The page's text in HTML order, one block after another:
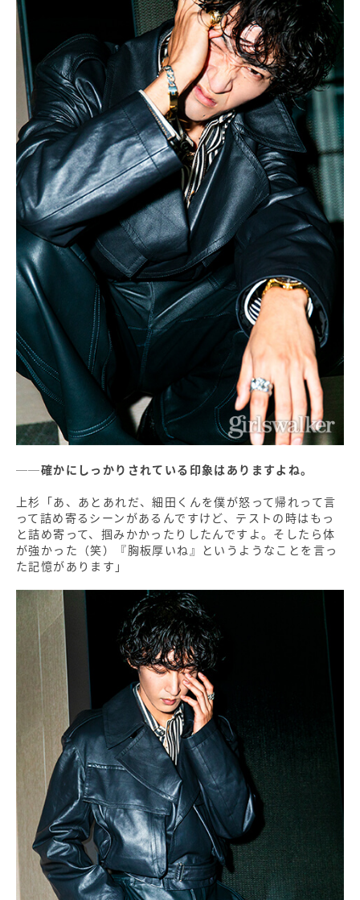
──確かにしっかりされている印象はありますよね。
上杉「あ、あとあれだ、細田くんを僕が怒って帰れって言
って詰め寄るシーンがあるんですけど、テストの時はもっ
と詰め寄って、掴みかかったりしたんですよ。そしたら体
が強かった（笑）『胸板厚いね』というようなことを言っ
た記憶があります」